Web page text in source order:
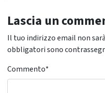
Lascia un
Il tuo indirizzo email non
obbligatori sono
Commento*